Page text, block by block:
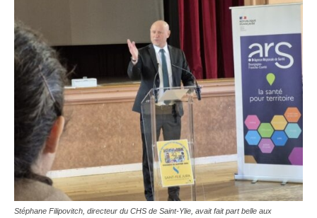
Stéphane Filipovitch, directeur du CHS de Saint-Ylie, avait fait part belle aux